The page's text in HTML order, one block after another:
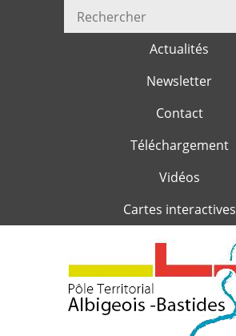
Jump to navigation
Votre
recherche
Actualités
Newsletter
Contact
Téléchargement
Vidéos
Cartes interactives